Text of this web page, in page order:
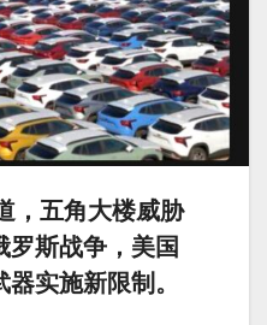
，五角大楼威胁
罗斯战争，美国
实施新限制。